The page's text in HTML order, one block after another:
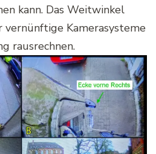
kann. Das Weitwinkel
Kamerasysteme
rausrechnen.